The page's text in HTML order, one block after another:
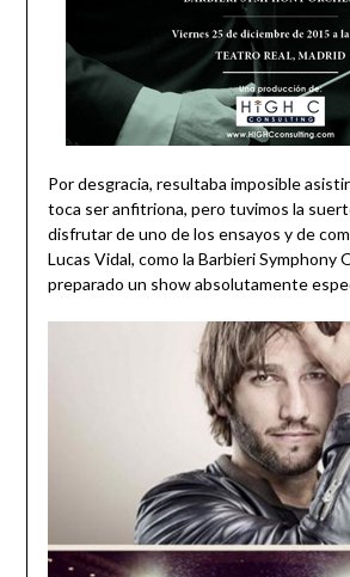
Por desgracia, resultaba imposible
toca ser anfitriona, pero tuvimos la
disfrutar de uno de los ensayos y de
Lucas Vidal, como la Barbieri Symphony
preparado un show absolutamente